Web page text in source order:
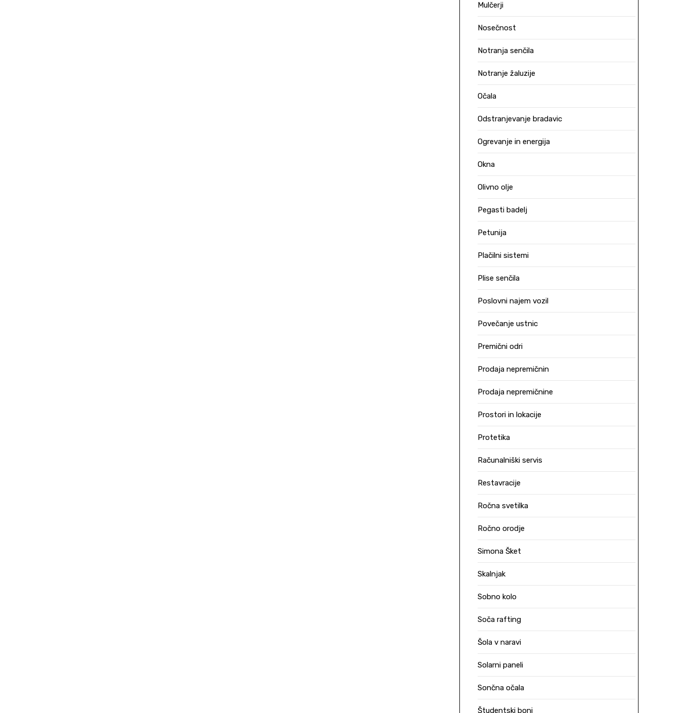
Mulčerji
Nosečnost
Notranja senčila
Notranje žaluzije
Očala
Odstranjevanje bradavic
Ogrevanje in energija
Okna
Olivno olje
Pegasti badelj
Petunija
Plačilni sistemi
Plise senčila
Poslovni najem vozil
Povečanje ustnic
Premični odri
Prodaja nepremičnin
Prodaja nepremičnine
Prostori in lokacije
Protetika
Računalniški servis
Restavracije
Ročna svetilka
Ročno orodje
Simona Šket
Skalnjak
Sobno kolo
Soča rafting
Šola v naravi
Solarni paneli
Sončna očala
Študentski boni